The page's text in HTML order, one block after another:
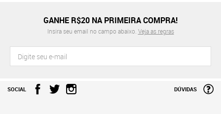
GANHE R$20 NA PRIMEIRA COMPRA!
Insira seu email no campo abaixo. Veja as regras
SOCIAL DÚVIDAS